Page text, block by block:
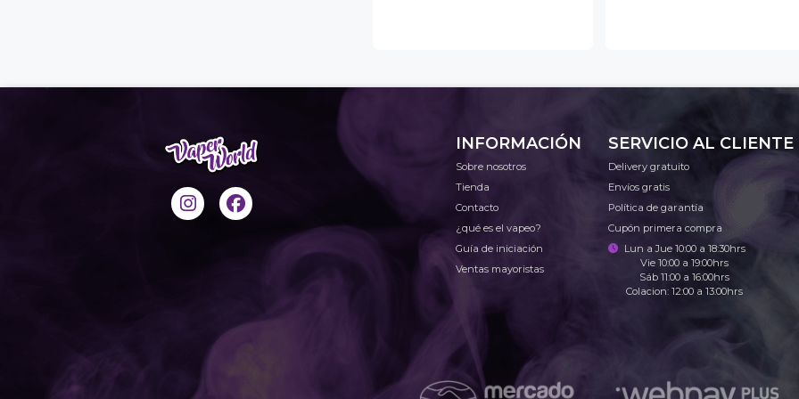
INFORMACIÓN
Sobre nosotros
Tienda
Contacto
¿qué es el vapeo?
Guía de iniciación
Ventas mayoristas
SERVICIO AL CLIENTE
Delivery gratuito
Envíos gratis
Política de garantía
Cupón primera compra
Lun a Jue 10:00 a 18:30hrs
Vie 10:00 a 19:00hrs
Sáb 11:00 a 16:00hrs
Colacion: 12:00 a 13:00hrs